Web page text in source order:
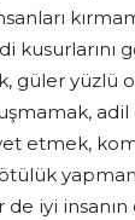
kusurlarını
güler yüzlü
etmek,
de iyi